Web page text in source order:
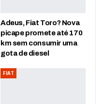
Adeus, Fiat Toro? Nova
picape promete até 170
km sem consumir uma
gota de diesel
FIAT